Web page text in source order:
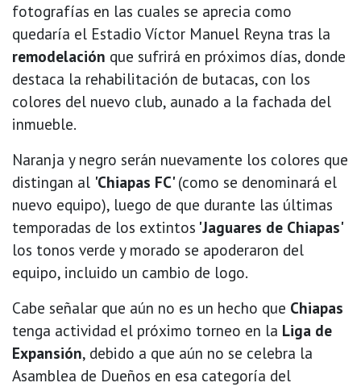
fotografías en las cuales se aprecia como
quedaría el Estadio Víctor Manuel Reyna tras la
remodelación que sufrirá en próximos días, donde
destaca la rehabilitación de butacas, con los
colores del nuevo club, aunado a la fachada del
inmueble.
Naranja y negro serán nuevamente los colores que
distingan al 'Chiapas FC' (como se denominará el
nuevo equipo), luego de que durante las últimas
temporadas de los extintos 'Jaguares de Chiapas'
los tonos verde y morado se apoderaron del
equipo, incluido un cambio de logo.
Cabe señalar que aún no es un hecho que Chiapas
tenga actividad el próximo torneo en la Liga de
Expansión, debido a que aún no se celebra la
Asamblea de Dueños en esa categoría del